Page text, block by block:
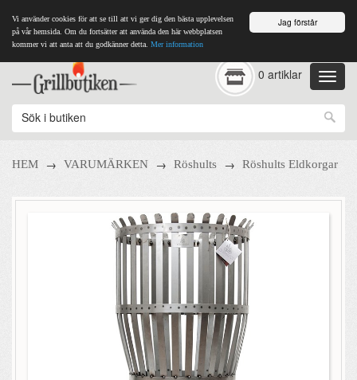
Jag förstår
Vi använder cookies för att se till att vi ger dig den bästa upplevelsen
på vår hemsida. Om du fortsätter att använda den här webbplatsen
kommer vi att anta att du godkänner detta. Mer information
0 artiklar
HEM → VARUMÄRKEN → Röshults → Röshults Eldkorgar